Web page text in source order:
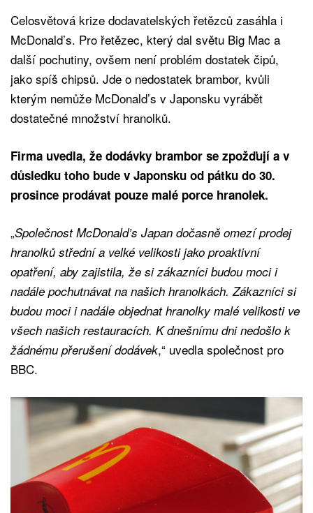
Celosvětová krize dodavatelských řetězců zasáhla i
McDonald’s. Pro řetězec, který dal světu Big Mac a
další pochutiny, ovšem není problém dostatek čipů,
jako spíš chipsů. Jde o nedostatek brambor, kvůli
kterým nemůže McDonald’s v Japonsku vyrábět
dostatečné množství hranolků.
Firma uvedla, že dodávky brambor se zpožďují a v
důsledku toho bude v Japonsku od pátku do 30.
prosince prodávat pouze malé porce hranolek.
„Společnost McDonald’s Japan dočasně omezí prodej
hranolků střední a velké velikosti jako proaktivní
opatření, aby zajistila, že si zákazníci budou moci i
nadále pochutnávat na našich hranolkách. Zákazníci si
budou moci i nadále objednat hranolky malé velikosti ve
všech našich restauracích. K dnešnímu dni nedošlo k
žádnému přerušení dodávek,“ uvedla společnost pro
BBC.